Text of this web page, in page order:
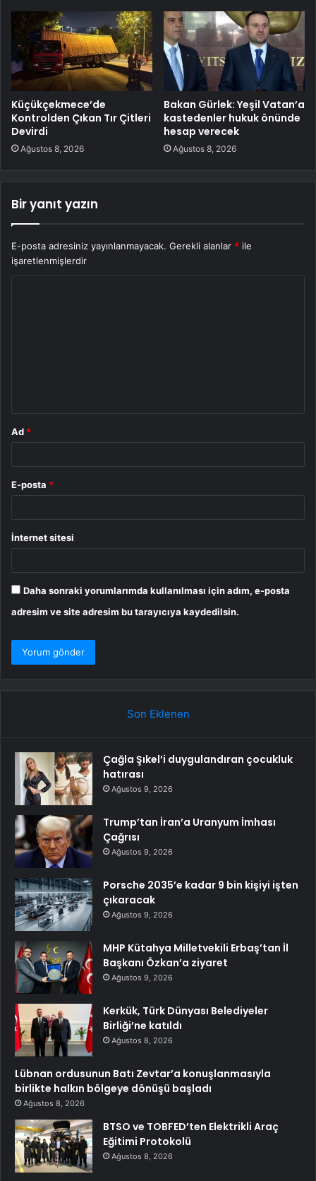
Küçükçekmece’de
Kontrolden Çıkan Tır Çitleri
Devirdi
Ağustos 8, 2026
Bakan Gürlek: Yeşil Vatan’a
kastedenler hukuk önünde
hesap verecek
Ağustos 8, 2026
Bir yanıt yazın
E-posta adresiniz yayınlanmayacak. Gerekli alanlar * ile
işaretlenmişlerdir
Ad *
E-posta *
İnternet sitesi
Daha sonraki yorumlarımda kullanılması için adım, e-posta
adresim ve site adresim bu tarayıcıya kaydedilsin.
Son Eklenen
Çağla Şıkel’i duygulandıran çocukluk
hatırası
Ağustos 9, 2026
Trump’tan İran’a Uranyum İmhası
Çağrısı
Ağustos 9, 2026
Porsche 2035’e kadar 9 bin kişiyi işten
çıkaracak
Ağustos 9, 2026
MHP Kütahya Milletvekili Erbaş’tan İl
Başkanı Özkan’a ziyaret
Ağustos 9, 2026
Kerkük, Türk Dünyası Belediyeler
Birliği’ne katıldı
Ağustos 8, 2026
Lübnan ordusunun Batı Zevtar’a konuşlanmasıyla
birlikte halkın bölgeye dönüşü başladı
Ağustos 8, 2026
BTSO ve TOBFED’ten Elektrikli Araç
Eğitimi Protokolü
Ağustos 8, 2026